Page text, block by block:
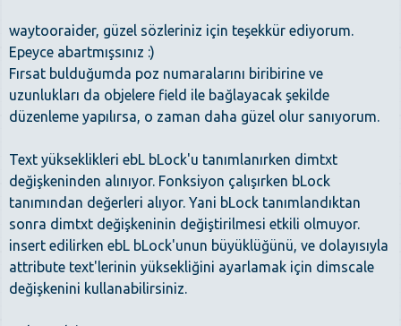
waytooraider, güzel sözleriniz için teşekkür ediyorum.
Epeyce abartmışsınız :)
Fırsat bulduğumda poz numaralarını biribirine ve
uzunlukları da objelere field ile bağlayacak şekilde
düzenleme yapılırsa, o zaman daha güzel olur sanıyorum.
Text yükseklikleri ebL bLock'u tanımlanırken dimtxt
değişkeninden alınıyor. Fonksiyon çalışırken bLock
tanımından değerleri alıyor. Yani bLock tanımlandıktan
sonra dimtxt değişkeninin değiştirilmesi etkili olmuyor.
insert edilirken ebL bLock'unun büyüklüğünü, ve dolayısıyla
attribute text'lerinin yüksekliğini ayarlamak için dimscale
değişkenini kullanabilirsiniz.